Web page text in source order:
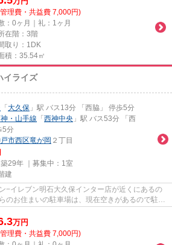
理費・共益費 7,000円)
：0ヶ月｜礼：1ヶ月
在階：3階
取り：1DK
積：35.54㎡
イライズ
「 大久保 」駅 バス13分 「西脇」 停歩5分
・山手線 「 西神中央 」駅 バス53分 「西
5分
市西区竜が岡 ２丁目
29年 ｜募集中： 1室
建
−イレブン明石大久保インター店が近くにあるの
のお住まいの駐車場は、現在空きがあるので駐車
万円
理費・共益費 7,000円)